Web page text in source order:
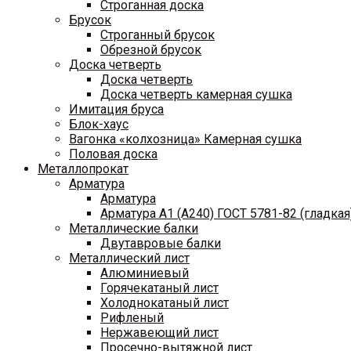
Строганная доска
Брусок
Строганный брусок
Обрезной брусок
Доска четверть
Доска четверть
Доска четверть камерная сушка
Имитация бруса
Блок-хаус
Вагонка «колхозница» Камерная сушка
Половая доска
Металлопрокат
Арматура
Арматура
Арматура A1 (A240) ГОСТ 5781-82
Металлические балки
Двутавровые балки
Металлический лист
Алюминиевый
Горячекатаный лист
Холоднокатаный лист
Рифленый
Нержавеющий лист
Просечно-вытяжной лист